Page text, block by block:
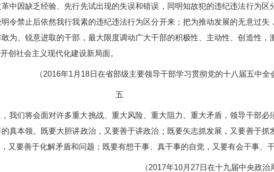
中因缺乏经验、先行先试出现的失误和错误，同明知故犯的违纪违法行为区
令禁止后依然我行我素的违纪违法行为区分开来；把为推动发展的无意过失
为、锐意进取的干部，最大限度调动广大干部的积极性、主动性、创造性，
创社会主义现代化建设新局面。
（2016年1月18日在省部级主要领导干部学习贯彻党的十八届五中全
五
我们将会面对许多重大挑战、重大风险、重大阻力、重大矛盾，领导干部必
真本领。既要大胆讲政治，又要善于讲政治；既要矢志抓发展，又要善于抓
又要善于化解矛盾和问题；既要有想干事、真干事的自觉，又要有会干事、干
（2017年10月27日在十九届中央政治